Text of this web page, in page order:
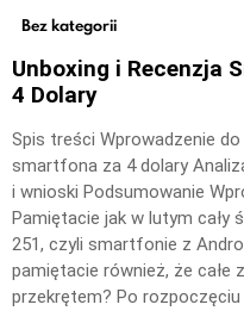
Bez kategorii
Unboxing i Recenzja
4 Dolary
Spis treści Wprowadzenie
smartfona za 4 dolary
i wnioski Podsumowanie
Pamiętacie jak w lutym cały
251, czyli smartfonie z
pamiętacie również, że całe
przekrętem? Po